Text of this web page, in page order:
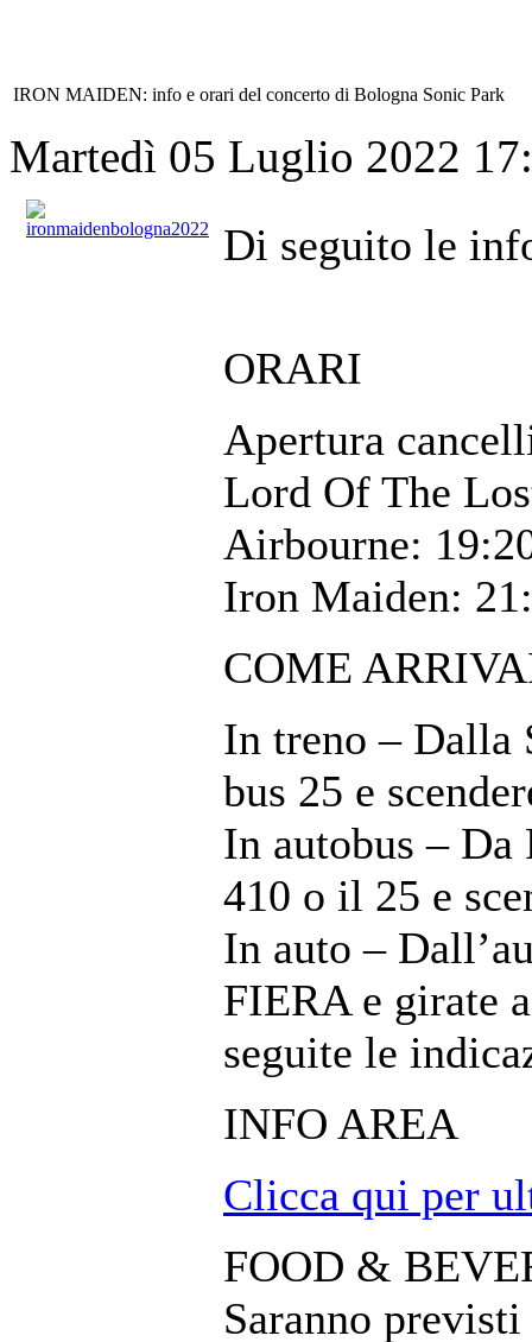
IRON MAIDEN: info e orari del concerto di Bologna Sonic Park
Martedì 05 Luglio 2022
Di seguito le
ORARI
Apertura
Lord Of The
Airbourne:
Iron Maiden:
COME
In treno – Dalla
bus 25 e
In autobus – Da
410 o il 25 e
In auto –
FIERA e girate
seguite le
INFO AREA
Clicca qui per
FOOD &
Saranno